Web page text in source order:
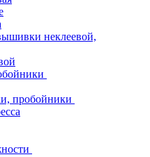
неклеевой,
пробойники